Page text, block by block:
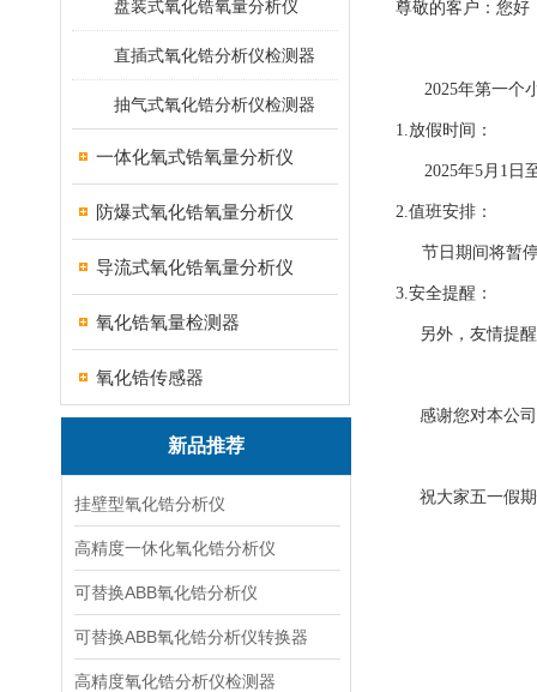
盘装式氧化锆氧量分析仪
直插式氧化锆分析仪检测器
抽气式氧化锆分析仪检测器
一体化氧式锆氧量分析仪
防爆式氧化锆氧量分析仪
导流式氧化锆氧量分析仪
氧化锆氧量检测器
氧化锆传感器
新品推荐
挂壁型氧化锆分析仪
高精度一休化氧化锆分析仪
可替换ABB氧化锆分析仪
可替换ABB氧化锆分析仪转换器
高精度氧化锆分析仪检测器
尊敬的客户：您好
2025年第一个小
1.放假时间：
2025年5月1日至
2.值班安排：
节日期间将暂停
3.安全提醒：
另外，友情提醒
感谢您对本公司
祝大家五一假期